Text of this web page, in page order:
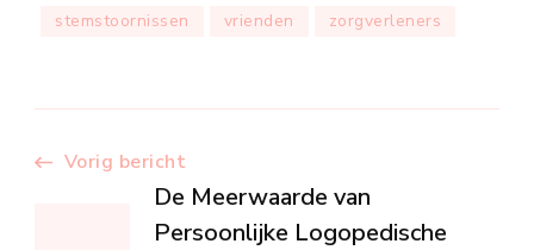
stemstoornissen
vrienden zorgverleners
Berichtnavigatie
Vorig bericht
De Meerwaarde van
Persoonlijke Logopedische